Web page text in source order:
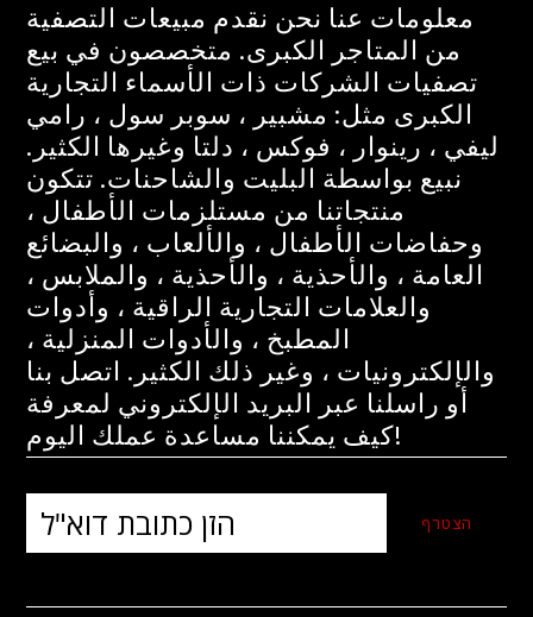
معلومات عنا نحن نقدم مبيعات التصفية
من المتاجر الكبرى. متخصصون في بيع
تصفيات الشركات ذات الأسماء التجارية
الكبرى مثل: مشبير ، سوبر سول ، رامي
ليفي ، رينوار ، فوكس ، دلتا وغيرها الكثير.
نبيع بواسطة البليت والشاحنات. تتكون
منتجاتنا من مستلزمات الأطفال ،
وحفاضات الأطفال ، والألعاب ، والبضائع
العامة ، والأحذية ، والأحذية ، والملابس ،
والعلامات التجارية الراقية ، وأدوات
المطبخ ، والأدوات المنزلية ،
والإلكترونيات ، وغير ذلك الكثير. اتصل بنا
أو راسلنا عبر البريد الإلكتروني لمعرفة
كيف يمكننا مساعدة عملك اليوم!